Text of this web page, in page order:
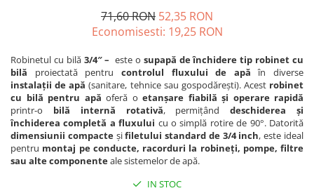
Veterinare
Pasari
Adapare
Echipamente boxe
Furaje pasari
Hranire
71,60 RON 52,35 RON
Economisesti: 19,25 RON
Robinetul cu bilă 3/4″ –este o supapă de închidere tip robinet cu
bilă proiectată pentru controlul fluxului de apă în diverse
instalații de apă (sanitare, tehnice sau gospodărești). Acest robinet
cu bilă pentru apă oferă o etanșare fiabilă și operare rapidă
printr-o bilă internă rotativă, permițânddeschiderea și
închiderea completă a fluxului cu o simplă rotire de 90°. Datorită
dimensiunii compacteșifiletului standard de 3/4 inch, este ideal
pentru montaj pe conducte, racorduri la robineți, pompe, filtre
sau alte componenteale sistemelor de apă.
IN STOC